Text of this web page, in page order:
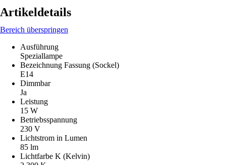
Artikeldetails
Bereich überspringen
Ausführung
Speziallampe
Bezeichnung Fassung (Sockel)
E14
Dimmbar
Ja
Leistung
15 W
Betriebsspannung
230 V
Lichtstrom in Lumen
85 lm
Lichtfarbe K (Kelvin)